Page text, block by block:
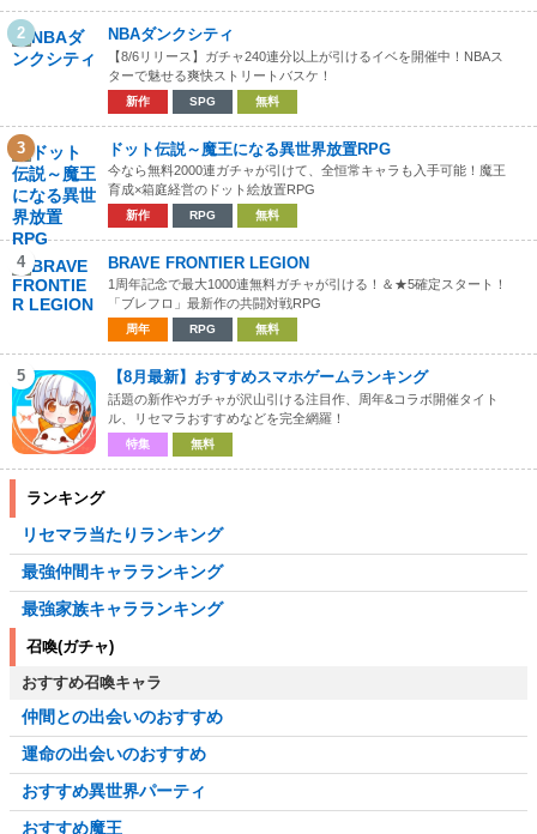
2 NBAダンクシティ
【8/6リリース】ガチャ240連分以上が引けるイベを開催中！NBAス
ターで魅せる爽快ストリートバスケ！
新作 SPG 無料
3 ドット伝説～魔王になる異世界放置RPG
今なら無料2000連ガチャが引けて、全恒常キャラも入手可能！魔王
育成×箱庭経営のドット絵放置RPG
新作 RPG 無料
4 BRAVE FRONTIER LEGION
1周年記念で最大1000連無料ガチャが引ける！＆★5確定スタート！
「ブレフロ」最新作の共闘対戦RPG
周年 RPG 無料
5 【8月最新】おすすめスマホゲームランキング
話題の新作やガチャが沢山引ける注目作、周年&コラボ開催タイト
ル、リセマラおすすめなどを完全網羅！
特集 無料
ランキング
リセマラ当たりランキング
最強仲間キャラランキング
最強家族キャラランキング
召喚(ガチャ)
おすすめ召喚キャラ
仲間との出会いのおすすめ
運命の出会いのおすすめ
おすすめ異世界パーティ
おすすめ魔王